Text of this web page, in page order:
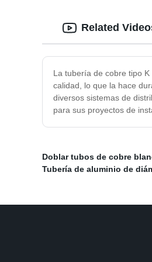
La tubería de cobre tipo
calidad, lo que la hace
diversos sistemas de
para sus proyectos de
Related
Doblar tubos de cobre
Tubería de aluminio de